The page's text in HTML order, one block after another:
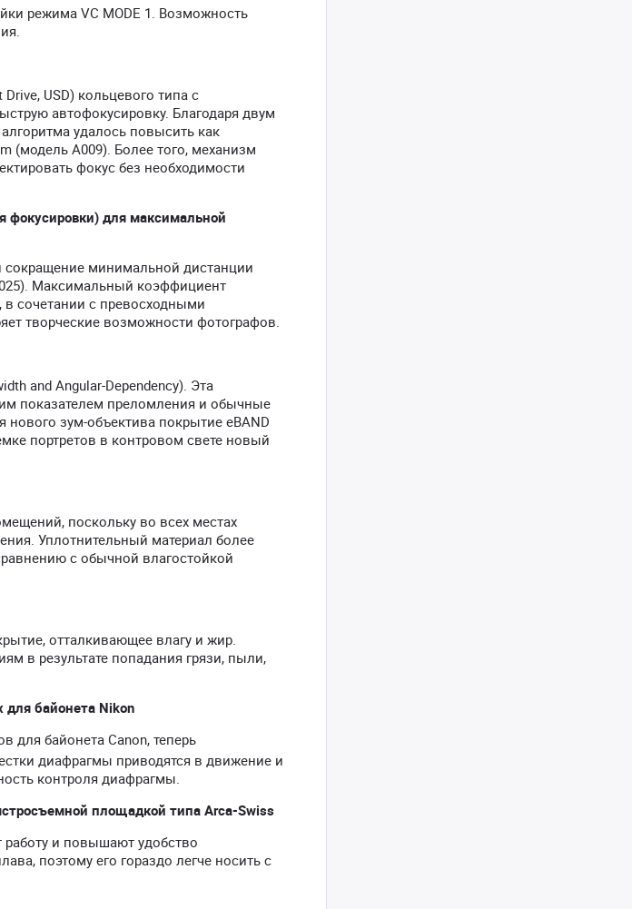
режима VC MODE 1. Возможность
USD) кольцевого типа с
автофокусировку. Благодаря двум
удалось повысить как
(модель A009). Более того, механизм
фокус без необходимости
фокусировки) для максимальной
минимальной дистанции
Максимальный коэффициент
сочетании с превосходными
творческие возможности фотографов.
and Angular-Dependency). Эта
показателем преломления и обычные
зум-объектива покрытие eBAND
портретов в контровом свете новый
поскольку во всех местах
Уплотнительный материал более
с обычной влагостойкой
отталкивающее влагу и жир.
в результате попадания грязи, пыли,
для байонета Nikon
для байонета Canon, теперь
диафрагмы приводятся в движение и
контроля диафрагмы.
площадкой типа Arca-Swiss
работу и повышают удобство
поэтому его гораздо легче носить с